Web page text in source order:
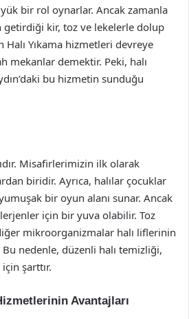
bir rol oynarlar. Ancak zamanla
getirdiği kir, toz ve lekelerle dolup
Halı Yıkama hizmetleri devreye
mekanlar demektir. Peki, halı
bu hizmetin sunduğu
Misafirlerimizin ilk olarak
biridir. Ayrıca, halılar çocuklar
bir oyun alanı sunar. Ancak
için bir yuva olabilir. Toz
mikroorganizmalar halı liflerinin
nedenle, düzenli halı temizliği,
şarttır.
Avantajları